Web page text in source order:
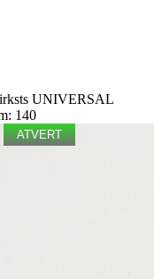
UNIVERSAL
140
ATVERT